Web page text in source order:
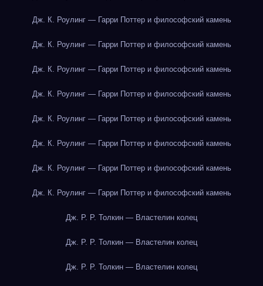
Дж. К. Роулинг — Гарри Поттер и философский камень
Дж. К. Роулинг — Гарри Поттер и философский камень
Дж. К. Роулинг — Гарри Поттер и философский камень
Дж. К. Роулинг — Гарри Поттер и философский камень
Дж. К. Роулинг — Гарри Поттер и философский камень
Дж. К. Роулинг — Гарри Поттер и философский камень
Дж. К. Роулинг — Гарри Поттер и философский камень
Дж. К. Роулинг — Гарри Поттер и философский камень
Дж. Р. Р. Толкин — Властелин колец
Дж. Р. Р. Толкин — Властелин колец
Дж. Р. Р. Толкин — Властелин колец